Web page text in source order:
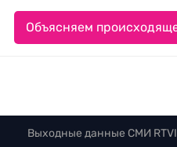
Объясняем
Выходные данные СМИ RTVI